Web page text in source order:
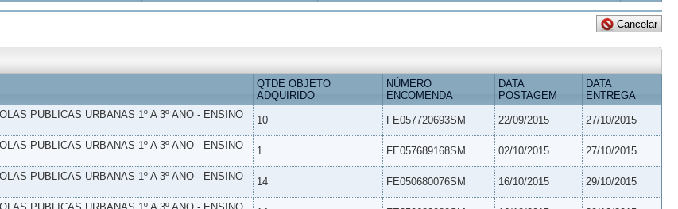
QTDE OBJETO
ADQUIRIDO
NÚMERO
ENCOMENDA
DATA
POSTAGEM
DATA
ENTREGA
PUBLICAS URBANAS 1º A 3º ANO - ENSINO
10 FE057720693SM 22/09/2015 27/10/2015
PUBLICAS URBANAS 1º A 3º ANO - ENSINO
1 FE057689168SM 02/10/2015 27/10/2015
PUBLICAS URBANAS 1º A 3º ANO - ENSINO
14 FE050680076SM 16/10/2015 29/10/2015